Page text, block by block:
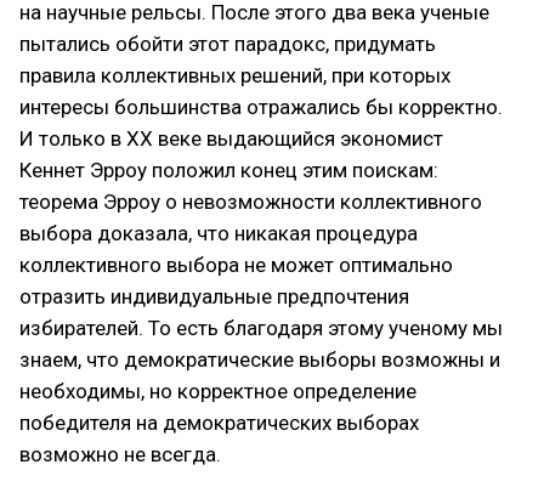
на научные рельсы. После этого два века ученые
пытались обойти этот парадокс, придумать
правила коллективных решений, при которых
интересы большинства отражались бы корректно.
И только в XX веке выдающийся экономист
Кеннет Эрроу положил конец этим поискам:
теорема Эрроу о невозможности коллективного
выбора доказала, что никакая процедура
коллективного выбора не может оптимально
отразить индивидуальные предпочтения
избирателей. То есть благодаря этому ученому мы
знаем, что демократические выборы возможны и
необходимы, но корректное определение
победителя на демократических выборах
возможно не всегда.